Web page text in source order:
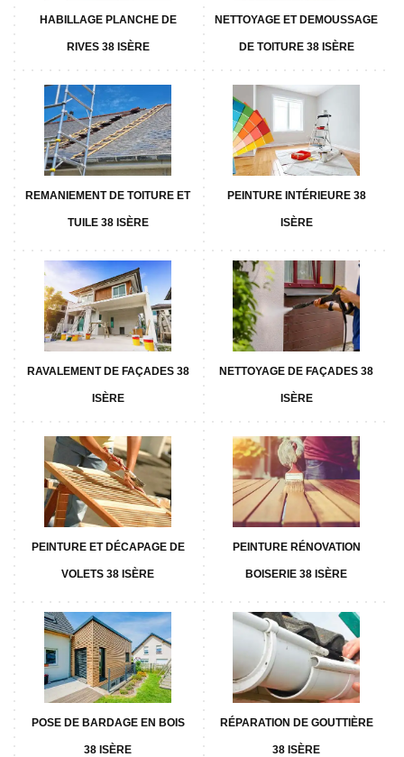
HABILLAGE PLANCHE DE
RIVES 38 ISÈRE
NETTOYAGE ET DEMOUSSAGE
DE TOITURE 38 ISÈRE
REMANIEMENT DE TOITURE ET
TUILE 38 ISÈRE
PEINTURE INTÉRIEURE 38
ISÈRE
RAVALEMENT DE FAÇADES 38
ISÈRE
NETTOYAGE DE FAÇADES 38
ISÈRE
PEINTURE ET DÉCAPAGE DE
VOLETS 38 ISÈRE
PEINTURE RÉNOVATION
BOISERIE 38 ISÈRE
POSE DE BARDAGE EN BOIS
38 ISÈRE
RÉPARATION DE GOUTTIÈRE
38 ISÈRE